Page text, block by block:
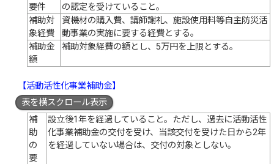
要件
の認定を受けていること。
補助対
象経費
資機材の購入費、講師謝礼、施設使用料等自主防災活
動事業の実施に要する経費とする。
補助金
額
補助対象経費の額とし、5万円を上限とする。
【活動活性化事業補助金】
表を横スクロール表示
補
助
の
要
設立後1年を経過していること。ただし、過去に活動活性
化事業補助金の交付を受け、当該交付を受けた日から2年
を経過していない場合は、交付の対象としない。